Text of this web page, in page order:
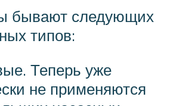
бывают следующих
типов:
Теперь уже
не применяются